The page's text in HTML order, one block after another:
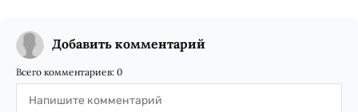
Добавить комментарий
Всего комментариев: 0